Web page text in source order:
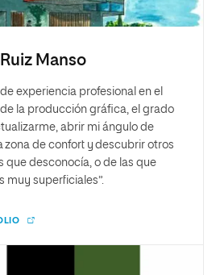
Manso
experiencia profesional en el
la producción gráfica, el grado
abrir mi ángulo de
zona de confort y descubrir otros
que desconocía, o de las que
muy superficiales”.